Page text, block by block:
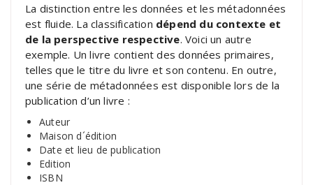
La distinction entre les données et les métadonnées
est fluide. La classification dépend du contexte et
de la perspective respective. Voici un autre
exemple. Un livre contient des données primaires,
telles que le titre du livre et son contenu. En outre,
une série de métadonnées est disponible lors de la
publication d’un livre :
Auteur
Maison d´édition
Date et lieu de publication
Edition
ISBN